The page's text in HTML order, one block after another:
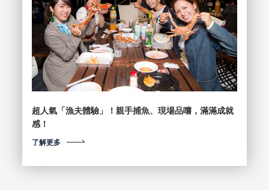
超人氣「漁夫體驗」！親手捕魚、現場品嚐，滿滿成就
感！
了解更多